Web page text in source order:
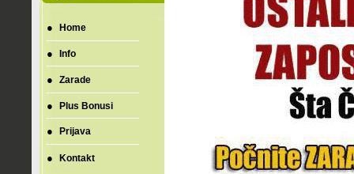
● Home
● Info
● Zarade
● Plus Bonusi
● Prijava
● Kontakt